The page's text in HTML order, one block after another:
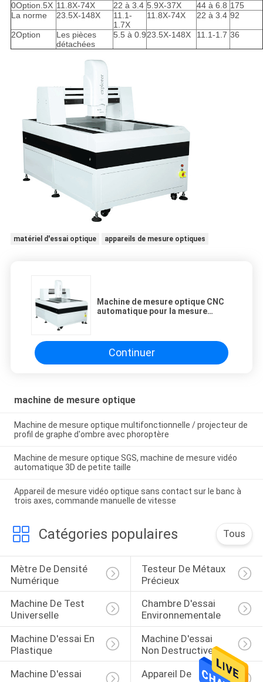
0Option.5X 11.8X-74X 22 à 3.4 5.9X-37X 44 à 6.8 175
La norme
23.5X-148X
11.1-
1.7X
11.8X-74X 22 à 3.4 92
2Option
Les pièces
détachées
5.5 à 0.923.5X-148X 11.1-1.7 36
matériel d'essai optique appareils de mesure optiques
Machine de mesure optique CNC
automatique pour la mesure
Continuer
machine de mesure optique
Machine de mesure optique multifonctionnelle / projecteur de
profil de graphe d'ombre avec phoroptère
Machine de mesure optique SGS, machine de mesure vidéo
automatique 3D de petite taille
Appareil de mesure vidéo optique sans contact sur le banc à
trois axes, commande manuelle de vitesse
Catégories populaires Tous
Mètre De Densité
Numérique
Testeur De Métaux
Précieux
Machine De Test
Universelle
Chambre D'essai
Environnementale
Machine D'essai En
Plastique
Machine D'essai
Non Destructive
Machine D'essai
Appareil De